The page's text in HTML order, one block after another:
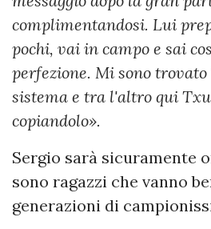
complimentandosi. Lui
pochi, vai in campo e sai
perfezione. Mi sono trovato
sistema e tra l'altro qui
copiandolo».
Sergio sarà sicuramente
sono ragazzi che vanno
generazioni di